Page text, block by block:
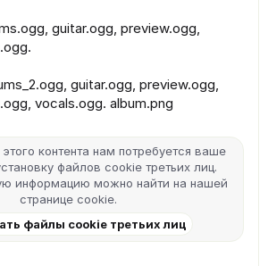
guitar.ogg, preview.ogg,
guitar.ogg, preview.ogg,
vocals.ogg. album.png
контента нам потребуется ваше
файлов cookie третьих лиц.
информацию можно найти на нашей
странице cookie.
файлы cookie третьих лиц